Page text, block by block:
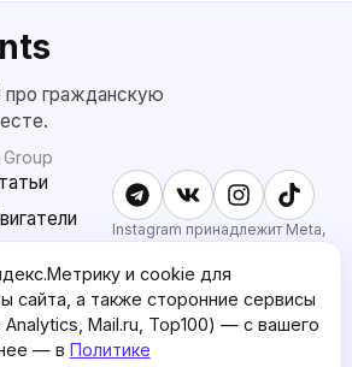
гражданскую
Instagram принадлежит Meta,
запрещённой в РФ.
и cookie для
сайта, а также сторонние сервисы
Analytics, Mail.ru, Top100) — с вашего
— в Политике